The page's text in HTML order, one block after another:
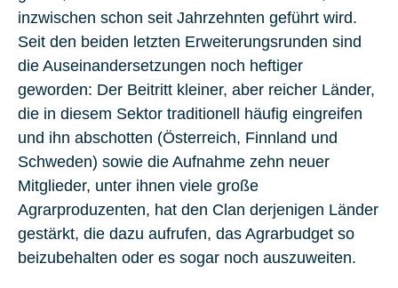
inzwischen schon seit Jahrzehnten geführt wird.
Seit den beiden letzten Erweiterungsrunden sind
die Auseinandersetzungen noch heftiger
geworden: Der Beitritt kleiner, aber reicher Länder,
die in diesem Sektor traditionell häufig eingreifen
und ihn abschotten (Österreich, Finnland und
Schweden) sowie die Aufnahme zehn neuer
Mitglieder, unter ihnen viele große
Agrarproduzenten, hat den Clan derjenigen Länder
gestärkt, die dazu aufrufen, das Agrarbudget so
beizubehalten oder es sogar noch auszuweiten.